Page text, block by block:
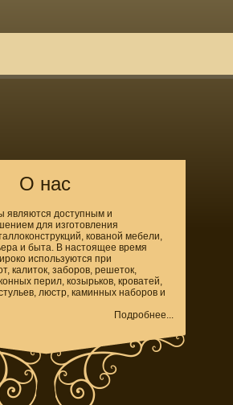
О нас
являются доступным и
для изготовления
кованой мебели,
и быта. В настоящее время
используются при
калиток, заборов, решеток,
перил, козырьков, кроватей,
люстр, каминных наборов и
Подробнее...